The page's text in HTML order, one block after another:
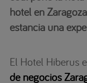
hotel en
estancia una
El Hotel Hiberus
de negocios